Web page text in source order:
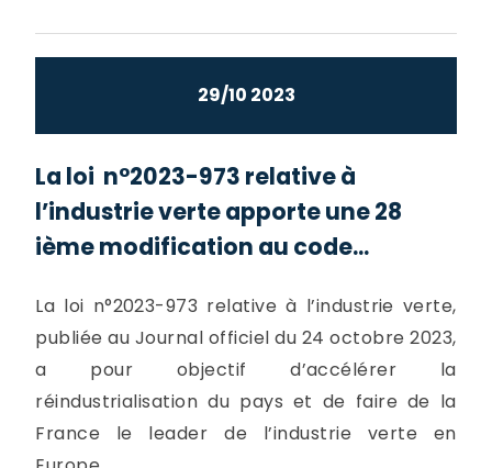
29/10 2023
La loi n°2023-973 relative à
l’industrie verte apporte une 28
ième modification au code...
La loi n°2023-973 relative à l’industrie verte,
publiée au Journal officiel du 24 octobre 2023,
a pour objectif d’accélérer la
réindustrialisation du pays et de faire de la
France le leader de l’industrie verte en